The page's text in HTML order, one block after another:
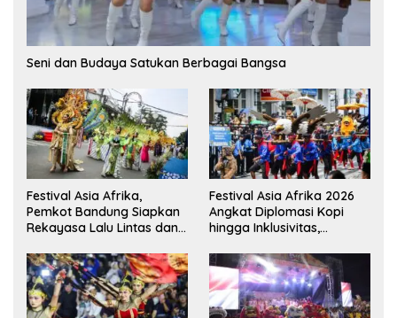
Seni dan Budaya Satukan Berbagai Bangsa
Festival Asia Afrika,
Pemkot Bandung Siapkan
Rekayasa Lalu Lintas dan
Festival Asia Afrika 2026
Angkat Diplomasi Kopi
hingga Inklusivitas,
Duta Besar